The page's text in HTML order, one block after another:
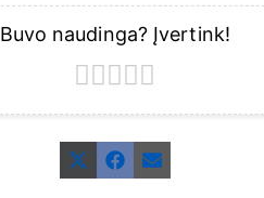
Buvo naudinga? Įvertink!
Share
on
X
Share
on
Facebook
Share
on
Email